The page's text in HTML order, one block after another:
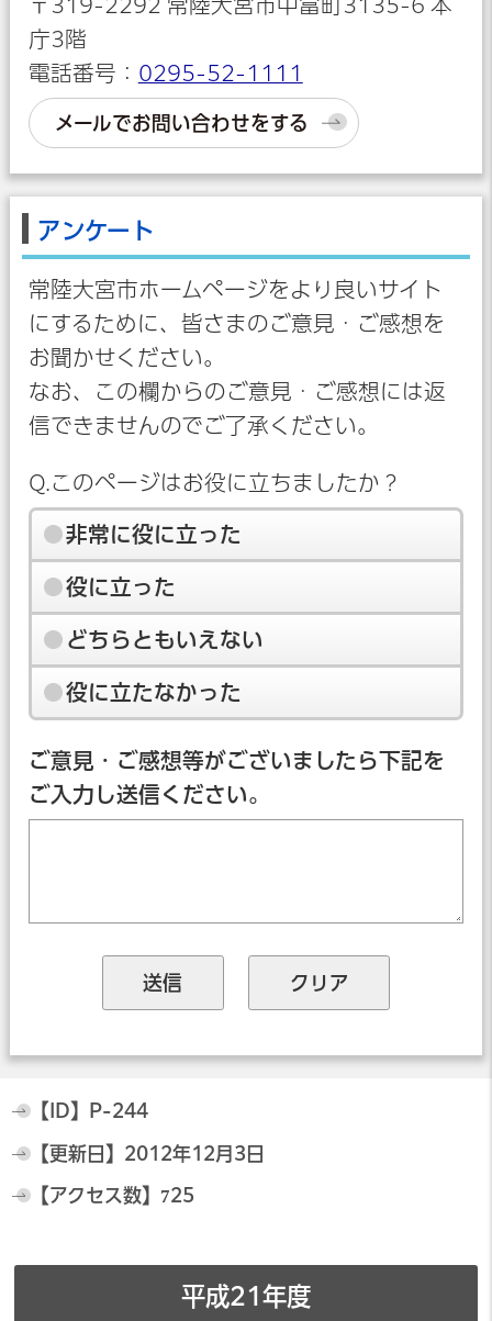
〒319-2292 常陸大宮市中富町3135-6 本
庁3階
電話番号： 0295-52-1111
メールでお問い合わせをする
アンケート
常陸大宮市ホームページをより良いサイト
にするために、皆さまのご意見・ご感想を
お聞かせください。
なお、この欄からのご意見・ご感想には返
信できませんのでご了承ください。
Q.このページはお役に立ちましたか？
非常に役に立った
役に立った
どちらともいえない
役に立たなかった
ご意見・ご感想等がございましたら下記を
ご入力し送信ください。
【ID】 P-244
【更新日】 2012年12月3日
【アクセス数】 725
平成21年度